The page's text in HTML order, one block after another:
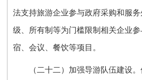
法支持旅游企业参与政府采购和服
级、所有制等为门槛限制相关企业
宿、会议、餐饮等项目。
（二十二）加强导游队伍建设